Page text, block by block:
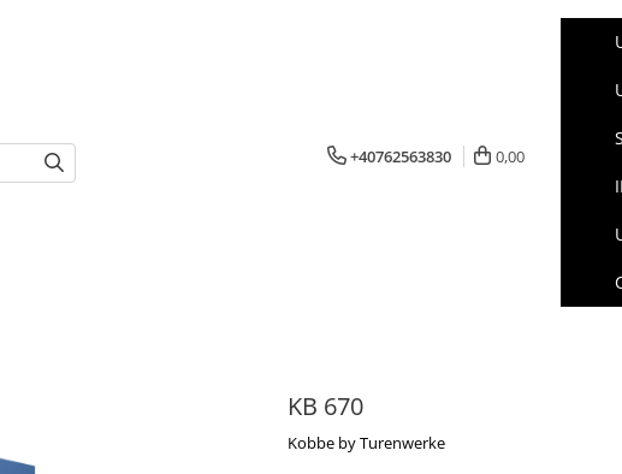
+40762563830 0,00
KB 670
Kobbe by Turenwerke